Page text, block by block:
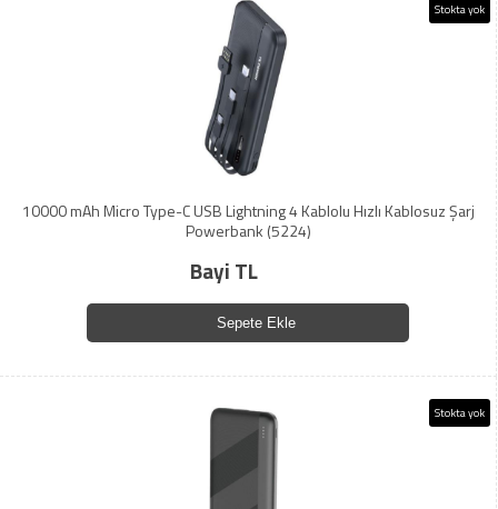
Stokta yok
10000 mAh Micro Type-C USB Lightning 4 Kablolu Hızlı Kablosuz Şarj
Powerbank (5224)
Bayi TL
Sepete Ekle
Stokta yok